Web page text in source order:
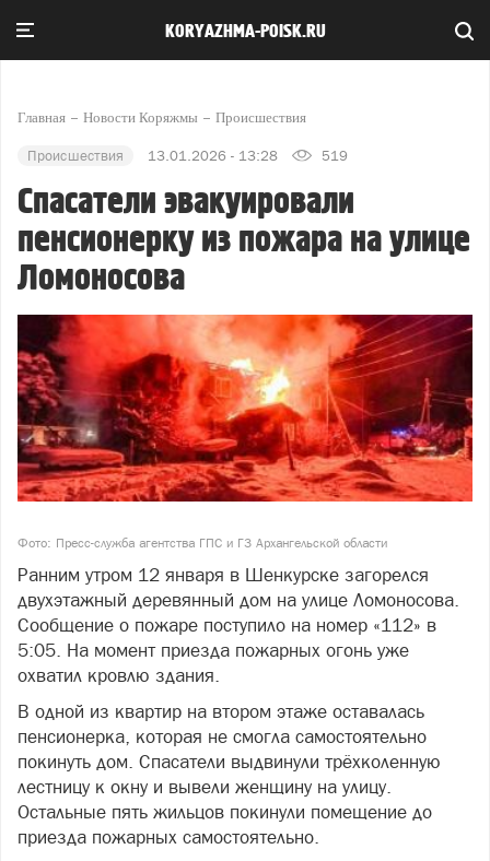
KORYAZHMA-POISK.RU
Главная Новости Коряжмы Происшествия
Происшествия 13.01.2026 - 13:28 519
Спасатели эвакуировали
пенсионерку из пожара на улице
Ломоносова
Фото: Пресс-служба агентства ГПС и ГЗ Архангельской области
Ранним утром 12 января в Шенкурске загорелся
двухэтажный деревянный дом на улице Ломоносова.
Сообщение о пожаре поступило на номер «112» в
5:05. На момент приезда пожарных огонь уже
охватил кровлю здания.
В одной из квартир на втором этаже оставалась
пенсионерка, которая не смогла самостоятельно
покинуть дом. Спасатели выдвинули трёхколенную
лестницу к окну и вывели женщину на улицу.
Остальные пять жильцов покинули помещение до
приезда пожарных самостоятельно.